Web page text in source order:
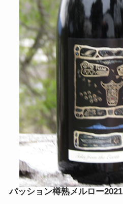
パッション樽熟メルロー2021